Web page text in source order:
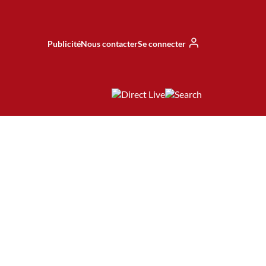
PublicitéNous contacterSe connecter